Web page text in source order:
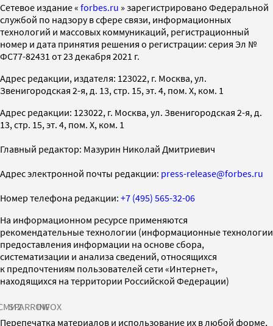
Cетевое издание « forbes.ru » зарегистрировано Федеральной
службой по надзору в сфере связи, информационных
технологий и массовых коммуникаций, регистрационный
номер и дата принятия решения о регистрации: серия Эл №
ФС77-82431 от 23 декабря 2021 г.
Адрес редакции, издателя: 123022, г. Москва, ул.
Звенигородская 2-я, д. 13, стр. 15, эт. 4, пом. X, ком. 1
Адрес редакции: 123022, г. Москва, ул. Звенигородская 2-я, д.
13, стр. 15, эт. 4, пом. X, ком. 1
Главный редактор: Мазурин Николай Дмитриевич
Адрес электронной почты редакции: press-release@forbes.ru
Номер телефона редакции: +7 (495) 565-32-06
На информационном ресурсе применяются
рекомендательные технологии (информационные технологии
предоставления информации на основе сбора,
систематизации и анализа сведений, относящихся
к предпочтениям пользователей сети «Интернет»,
находящихся на территории Российской Федерации)
SPARROWINFOX
Перепечатка материалов и использование их в любой форме,